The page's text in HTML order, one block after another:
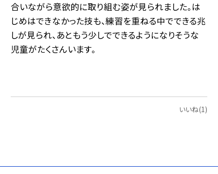
合いながら意欲的に取り組む姿が見られました。は
じめはできなかった技も、練習を重ねる中でできる兆
しが見られ、あともう少しでできるようになりそうな
児童がたくさんいます。
いいね(1)